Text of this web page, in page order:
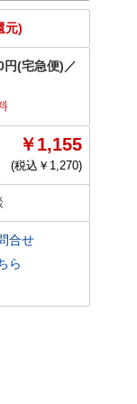
元)
円(宅急便) ／
￥1,155
(税込￥ 1,270)
合せ
ら